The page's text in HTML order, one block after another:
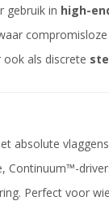
gebruik in high-
ook als discrete
absolute
Continuum™-
Perfect voor